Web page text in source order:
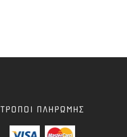
ΤΡΟΠΟΙ ΠΛΗΡΩΜΗΣ